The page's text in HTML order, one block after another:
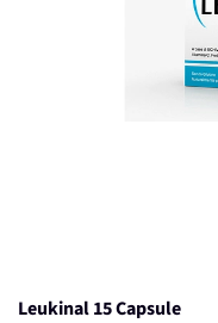
Leukinal 15 Capsule